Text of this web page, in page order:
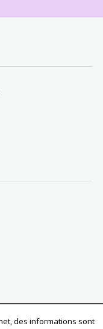
des informations sont